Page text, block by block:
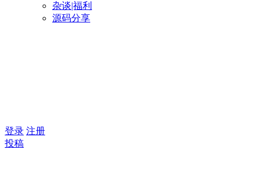
杂谈|福利
源码分享
登录 注册
投稿